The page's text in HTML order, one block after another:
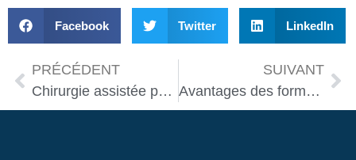
Facebook Twitter LinkedIn
PRÉCÉDENT
Chirurgie assistée par robot : vers une précision inégalée
SUIVANT
Avantages des formations en robotique éducative